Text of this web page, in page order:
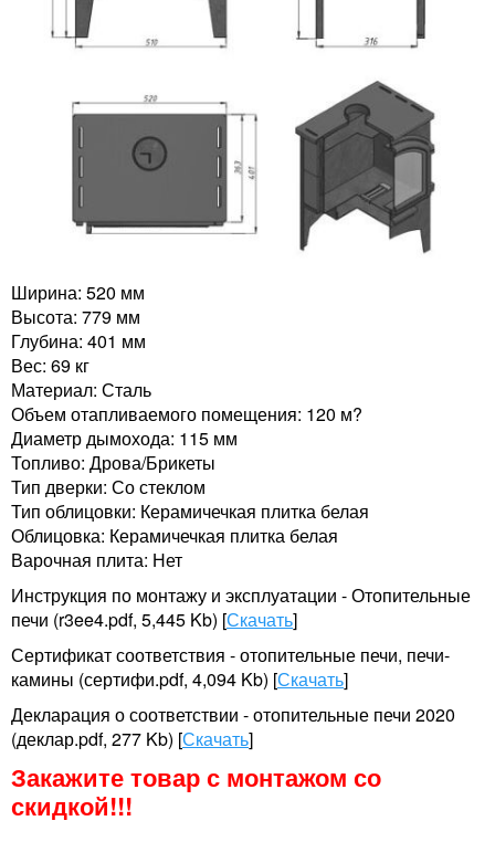
Ширина: 520 мм
Высота: 779 мм
Глубина: 401 мм
Вес: 69 кг
Материал: Сталь
Объем отапливаемого помещения: 120 м?
Диаметр дымохода: 115 мм
Топливо: Дрова/Брикеты
Тип дверки: Со стеклом
Тип облицовки: Керамичечкая плитка белая
Облицовка: Керамичечкая плитка белая
Варочная плита: Нет
Инструкция по монтажу и эксплуатации - Отопительные
печи (r3ee4.pdf, 5,445 Kb) [Скачать]
Сертификат соответствия - отопительные печи, печи-
камины (сертифи.pdf, 4,094 Kb) [Скачать]
Декларация о соответствии - отопительные печи 2020
(деклар.pdf, 277 Kb) [Скачать]
Закажите товар с монтажом со
скидкой!!!